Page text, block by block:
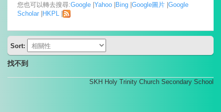
您也可以轉去搜尋:Google |Yahoo |Bing |Google圖片 |Google
Scholar |HKPL |
Sort:
找不到
SKH Holy Trinity Church Secondary School